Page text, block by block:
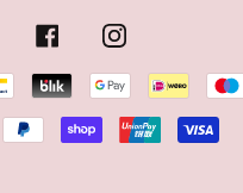
FACEBOOKINSTAGRAM
BANCONTACT
BLIK
GOOGLE
PAY
IDEAL
PAYPAL
SHOPIFY
PAY
UNIONPAYVISA